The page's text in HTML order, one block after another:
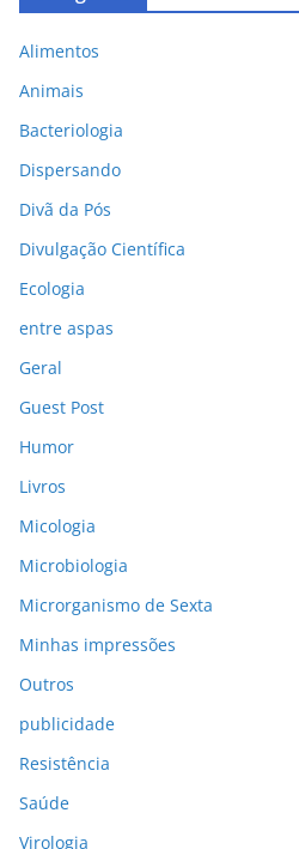
Alimentos
Animais
Bacteriologia
Dispersando
Divã da Pós
Divulgação Científica
Ecologia
entre aspas
Geral
Guest Post
Humor
Livros
Micologia
Microbiologia
Microrganismo de Sexta
Minhas impressões
Outros
publicidade
Resistência
Saúde
Virologia